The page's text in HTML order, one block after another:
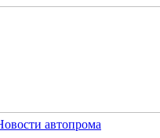
автопрома